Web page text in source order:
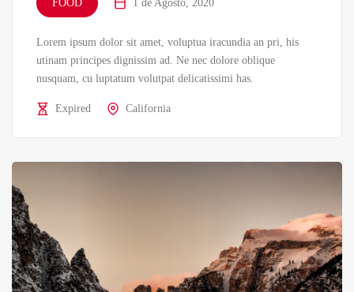
FOOD 1 de Agosto, 2020
Lorem ipsum dolor sit amet, voluptua iracundia an pri, his
utinam principes dignissim ad. Ne nec dolore oblique
nusquam, cu luptatum volutpat delicatissimi has.
Expired California